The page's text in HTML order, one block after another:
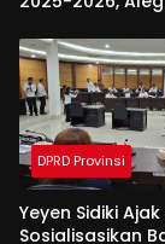
Apresiasi Dari
DPRD Provinsi
Yeyen Sidiki Ajak
Sosialisasikan